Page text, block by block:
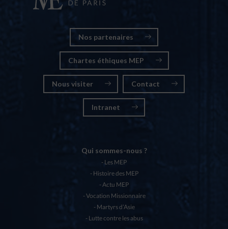
Nos partenaires
Chartes éthiques MEP
Nous visiter Contact
Intranet
Qui sommes-nous ?
Les MEP
Histoire des MEP
Actu MEP
Vocation Missionnaire
Martyrs d’Asie
Lutte contre les abus